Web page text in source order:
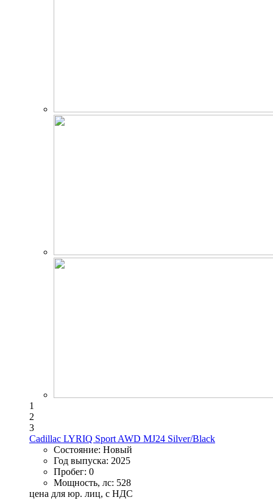
1
2
3
Cadillac LYRIQ Sport AWD MJ24 Silver/Black
Состояние: Новый
Год выпуска: 2025
Пробег: 0
Мощность, лс: 528
цена для юр. лиц, с НДС